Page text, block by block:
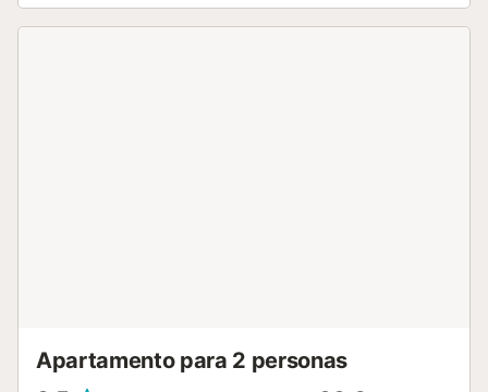
Apartamento para 2 personas